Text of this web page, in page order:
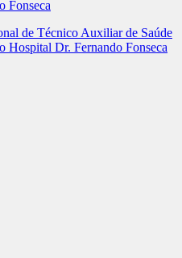
de Técnico Auxiliar de Saúde
Hospital Dr. Fernando Fonseca